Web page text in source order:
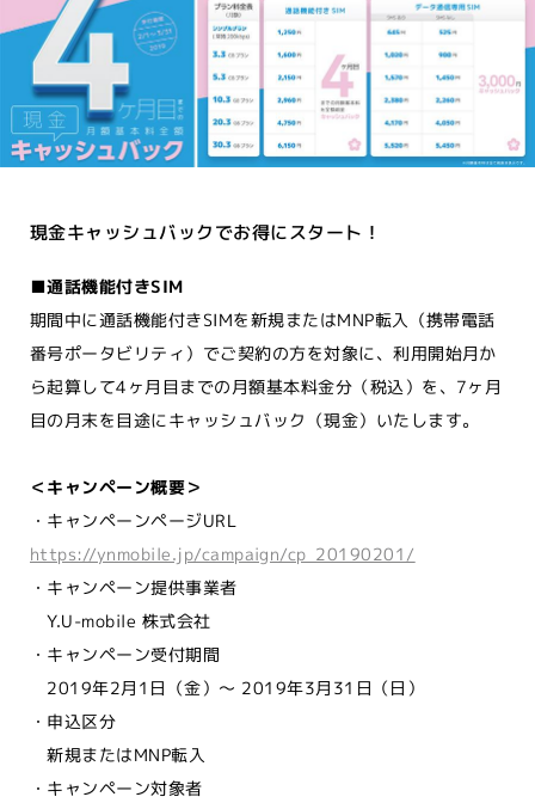
現金キャッシュバックでお得にスタート！
■通話機能付きSIM
期間中に通話機能付きSIMを新規またはMNP転入（携帯電話
番号ポータビリティ）でご契約の方を対象に、利用開始月か
ら起算して4ヶ月目までの月額基本料金分（税込）を、7ヶ月
目の月末を目途にキャッシュバック（現金）いたします。
＜キャンペーン概要＞
・キャンペーンページURL
https://ynmobile.jp/campaign/cp_20190201/
・キャンペーン提供事業者
Y.U-mobile 株式会社
・キャンペーン受付期間
2019年2月1日（金）～ 2019年3月31日（日）
・申込区分
新規またはMNP転入
・キャンペーン対象者